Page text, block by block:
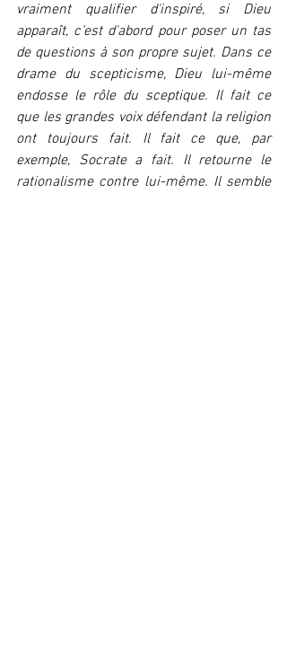
vraiment qualifier d'inspiré, si Dieu
apparaît, c’est d'abord pour poser un tas
de questions à son propre sujet. Dans ce
drame du scepticisme, Dieu lui-même
endosse le rôle du sceptique. Il fait ce
que les grandes voix défendant la religion
ont toujours fait. Il fait ce que, par
exemple, Socrate a fait. Il retourne le
rationalisme contre lui-même. Il semble